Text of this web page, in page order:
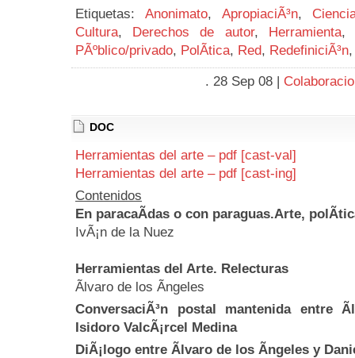
Etiquetas: Anonimato, ApropiaciÃ³n,
Cultura, Derechos de autor, Herramienta,
PÃºblico/privado, PolÃ­tica, Red, RedefiniciÃ³n
. 28 Sep 08 |
DOC
Herramientas del arte – pdf [cast-val]
Herramientas del arte – pdf [cast-ing]
Contenidos
En paracaÃ­das o con paraguas.Arte,
IvÃ¡n de la Nuez
Herramientas del Arte. Relecturas
Ãlvaro de los Ãngeles
ConversaciÃ³n postal mantenida entre
Isidoro ValcÃ¡rcel Medina
DiÃ¡logo entre Ãlvaro de los Ãngeles y